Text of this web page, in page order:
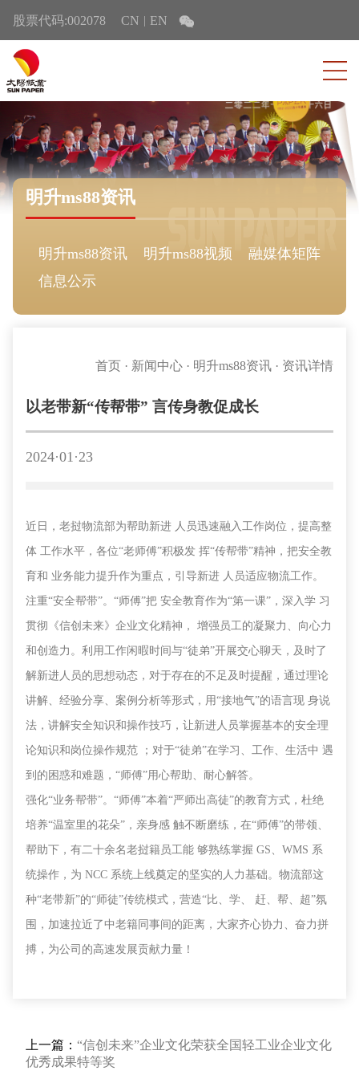
股票代码:002078 CN EN
明升ms88资讯
明升ms88资讯 明升ms88视频
融媒体矩阵
信息公示
首页 · 新闻中心 · 明升ms88资讯 · 资讯详情
以老带新“传帮带” 言传身教促成长
2024·01·23
近日，老挝物流部为帮助新进 人员迅速融入工作岗位，提高整
体 工作水平，各位“老师傅”积极发 挥“传帮带”精神，把安全教
育和 业务能力提升作为重点，引导新进 人员适应物流工作。
注重“安全帮带”。“师傅”把 安全教育作为“第一课”，深入学 习
贯彻《信创未来》企业文化精神， 增强员工的凝聚力、向心力
和创造力。利用工作闲暇时间与“徒弟”开展交心聊天，及时了
解新进人员的思想动态，对于存在的不足及时提醒，通过理论
讲解、经验分享、案例分析等形式，用“接地气”的语言现 身说
法，讲解安全知识和操作技巧，让新进人员掌握基本的安全理
论知识和岗位操作规范 ；对于“徒弟”在学习、工作、生活中 遇
到的困惑和难题，“师傅”用心帮助、耐心解答。
强化“业务帮带”。“师傅”本着“严师出高徒”的教育方式，杜绝
培养“温室里的花朵”，亲身感 触不断磨练，在“师傅”的带领、
帮助下，有二十余名老挝籍员工能 够熟练掌握 GS 、 WMS 系
统操作，为 NCC 系统上线奠定的坚实的人力基础。物流部这
种“老带新”的“师徒”传统模式，营造“比、学、 赶、帮、超”氛
围，加速拉近了中老籍同事间的距离，大家齐心协力、奋力拼
搏，为公司的高速发展贡献力量！
上一篇： “信创未来”企业文化荣获全国轻工业企业文化
优秀成果特等奖